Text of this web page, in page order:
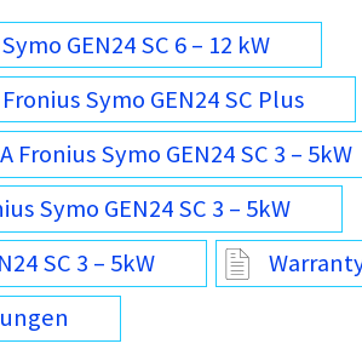
GEN24 SC 6 – 12 kW
Symo GEN24 SC Plus
Fronius Symo GEN24 SC 3 – 5kW
Symo GEN24 SC 3 – 5kW
SC 3 – 5kW